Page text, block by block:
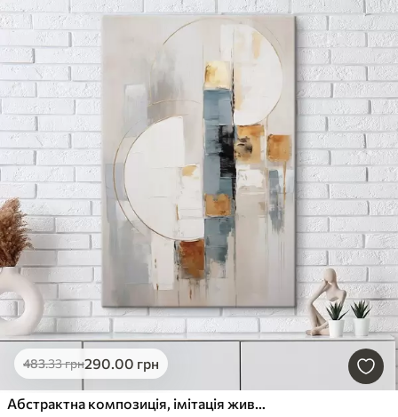
483.33грн290.00 грн
Абстрактна композиція, імітація живопису